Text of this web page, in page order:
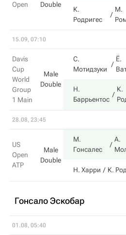
Open
Double
К.
Родригес
М.
15.09, 07:10
Davis
Cup
World
Group
1 Main
Male
Double
С.
Мотидзуки
Ё.
Н.
Баррьентос
К.
28.08, 23:45
US
Open
ATP
Male
Double
М.
Гонсалес
А.
Н. Харри К.
Гонсало Эскобар
01.08, 05:40